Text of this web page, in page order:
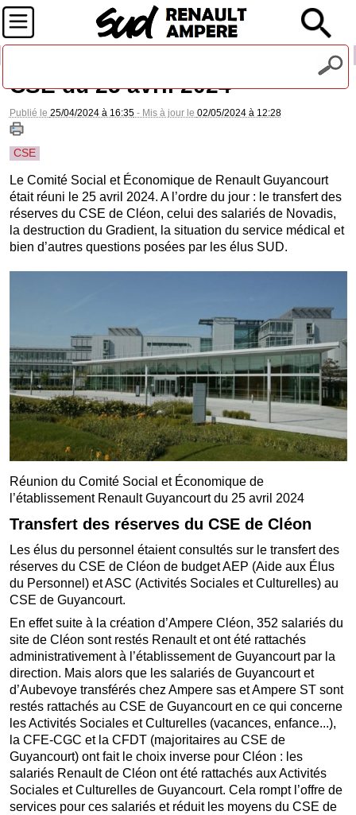
CSE du 25 avril 2024
Publié le 25/04/2024 à 16:35- Mis à jour le 02/05/2024 à 12:28
CSE
Le Comité Social et Économique de Renault Guyancourt
était réuni le 25 avril 2024. A l’ordre du jour : le transfert des
réserves du CSE de Cléon, celui des salariés de Novadis,
la destruction du Gradient, la situation du service médical et
bien d’autres questions posées par les élus SUD.
Réunion du Comité Social et Économique de
l’établissement Renault Guyancourt du 25 avril 2024
Transfert des réserves du CSE de Cléon
Les élus du personnel étaient consultés sur le transfert des
réserves du CSE de Cléon de budget AEP (Aide aux Élus
du Personnel) et ASC (Activités Sociales et Culturelles) au
CSE de Guyancourt.
En effet suite à la création d’Ampere Cléon, 352 salariés du
site de Cléon sont restés Renault et ont été rattachés
administrativement à l’établissement de Guyancourt par la
direction. Mais alors que les salariés de Guyancourt et
d’Aubevoye transférés chez Ampere sas et Ampere ST sont
restés rattachés au CSE de Guyancourt en ce qui concerne
les Activités Sociales et Culturelles (vacances, enfance...),
la CFE-CGC et la CFDT (majoritaires au CSE de
Guyancourt) ont fait le choix inverse pour Cléon : les
salariés Renault de Cléon ont été rattachés aux Activités
Sociales et Culturelles de Guyancourt. Cela rompt l’offre de
services pour ces salariés et réduit les moyens du CSE de